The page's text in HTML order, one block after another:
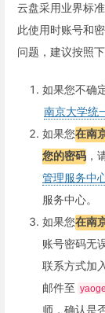
云盘采用业界标
此使用时账号和
问题，建议按照
如果您不确
南京大学统
如果您在南
您的密码 ，
管理服务中
服务中心。
如果您在南
账号密码无
联系方式加
邮件至
师，确认是